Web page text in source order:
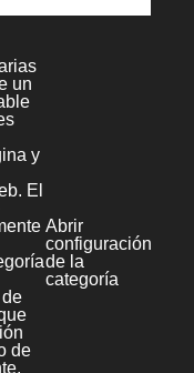
trabajar
los mismos y
mejorar la
oferta nos
a los
a sus
referencia
de los